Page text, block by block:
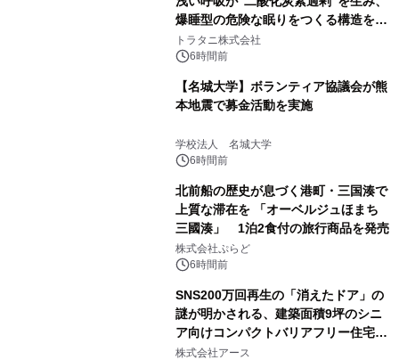
爆睡型の危険な眠りをつくる構造を解
説
トラタニ株式会社
6時間前
【名城大学】ボランティア協議会が熊
本地震で募金活動を実施
学校法人 名城大学
6時間前
北前船の歴史が息づく港町・三国湊で
上質な滞在を 「オーベルジュほまち
三國湊」 1泊2食付の旅行商品を発売
株式会社ぷらど
6時間前
SNS200万回再生の「消えたドア」の
謎が明かされる、建築面積9坪のシニ
ア向けコンパクトバリアフリー住宅が
誕生
株式会社アース